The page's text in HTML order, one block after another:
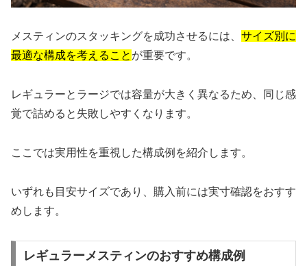
メスティンのスタッキングを成功させるには、 サイズ別に
最適な構成を考えること が重要です。
レギュラーとラージでは容量が大きく異なるため、同じ感
覚で詰めると失敗しやすくなります。
ここでは実用性を重視した構成例を紹介します。
いずれも目安サイズであり、購入前には実寸確認をおすす
めします。
レギュラーメスティンのおすすめ構成例